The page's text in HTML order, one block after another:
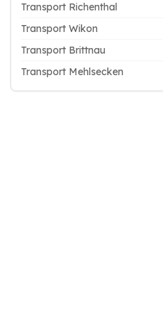
Transport Richenthal
Transport Wikon
Transport Brittnau
Transport Mehlsecken